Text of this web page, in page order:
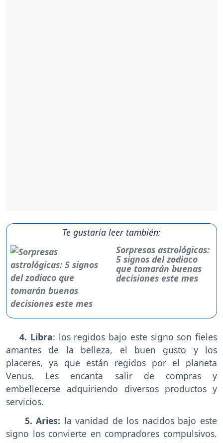
Te gustaría leer también:
Sorpresas astrológicas:
5 signos del zodiaco
que tomarán buenas
decisiones este mes
4. Libra: los regidos bajo este signo son fieles
amantes de la belleza, el buen gusto y los
placeres, ya que están regidos por el planeta
Venus. Les encanta salir de compras y
embellecerse adquiriendo diversos productos y
servicios.
5. Aries: la vanidad de los nacidos bajo este
signo los convierte en compradores compulsivos.